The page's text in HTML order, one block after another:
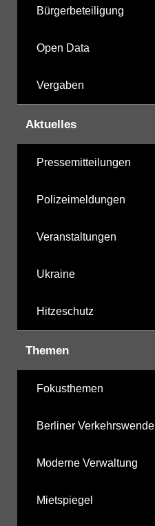
Bürgerbeteiligung
Open Data
Vergaben
Aktuelles
Pressemitteilungen
Polizeimeldungen
Veranstaltungen
Ukraine
Hitzeschutz
Themen
Fokusthemen
Berliner Verkehrswende
Moderne Verwaltung
Mietspiegel